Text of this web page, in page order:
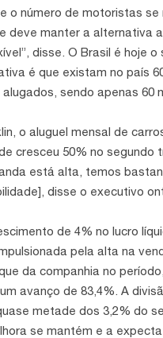
o número de motoristas
deve manter a alternativa
disse. O Brasil é hoje
é que existam no país
sendo apenas 60
o aluguel mensal de
cresceu 50% no
está alta, temos
disse o executivo
de 4% no lucro
pela alta na
da companhia no
avanço de 83,4%. A
metade dos 3,2% do
se mantém e a